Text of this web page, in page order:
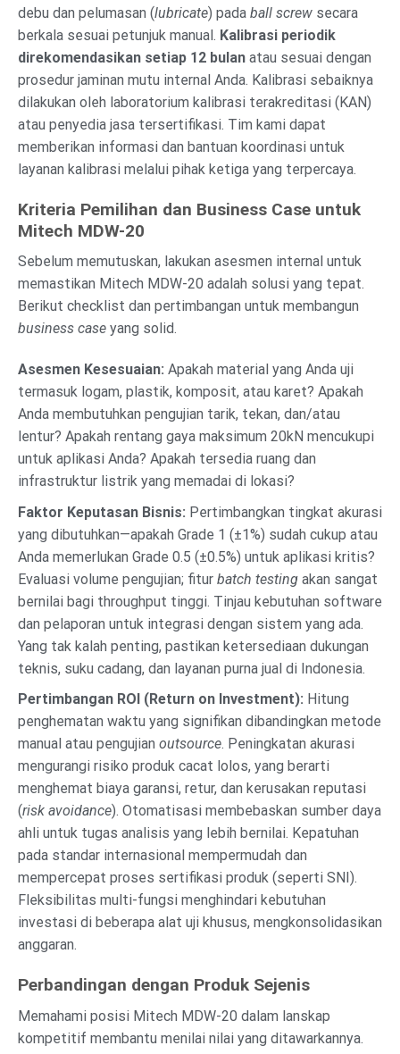
debu dan pelumasan (lubricate) pada ball screw secara
berkala sesuai petunjuk manual. Kalibrasi periodik
direkomendasikan setiap 12 bulan atau sesuai dengan
prosedur jaminan mutu internal Anda. Kalibrasi sebaiknya
dilakukan oleh laboratorium kalibrasi terakreditasi (KAN)
atau penyedia jasa tersertifikasi. Tim kami dapat
memberikan informasi dan bantuan koordinasi untuk
layanan kalibrasi melalui pihak ketiga yang terpercaya.
Kriteria Pemilihan dan Business Case untuk
Mitech MDW-20
Sebelum memutuskan, lakukan asesmen internal untuk
memastikan Mitech MDW-20 adalah solusi yang tepat.
Berikut checklist dan pertimbangan untuk membangun
business case yang solid.
Asesmen Kesesuaian: Apakah material yang Anda uji
termasuk logam, plastik, komposit, atau karet? Apakah
Anda membutuhkan pengujian tarik, tekan, dan/atau
lentur? Apakah rentang gaya maksimum 20kN mencukupi
untuk aplikasi Anda? Apakah tersedia ruang dan
infrastruktur listrik yang memadai di lokasi?
Faktor Keputasan Bisnis: Pertimbangkan tingkat akurasi
yang dibutuhkan—apakah Grade 1 (±1%) sudah cukup atau
Anda memerlukan Grade 0.5 (±0.5%) untuk aplikasi kritis?
Evaluasi volume pengujian; fitur batch testing akan sangat
bernilai bagi throughput tinggi. Tinjau kebutuhan software
dan pelaporan untuk integrasi dengan sistem yang ada.
Yang tak kalah penting, pastikan ketersediaan dukungan
teknis, suku cadang, dan layanan purna jual di Indonesia.
Pertimbangan ROI (Return on Investment): Hitung
penghematan waktu yang signifikan dibandingkan metode
manual atau pengujian outsource. Peningkatan akurasi
mengurangi risiko produk cacat lolos, yang berarti
menghemat biaya garansi, retur, dan kerusakan reputasi
(risk avoidance). Otomatisasi membebaskan sumber daya
ahli untuk tugas analisis yang lebih bernilai. Kepatuhan
pada standar internasional mempermudah dan
mempercepat proses sertifikasi produk (seperti SNI).
Fleksibilitas multi-fungsi menghindari kebutuhan
investasi di beberapa alat uji khusus, mengkonsolidasikan
anggaran.
Perbandingan dengan Produk Sejenis
Memahami posisi Mitech MDW-20 dalam lanskap
kompetitif membantu menilai nilai yang ditawarkannya.